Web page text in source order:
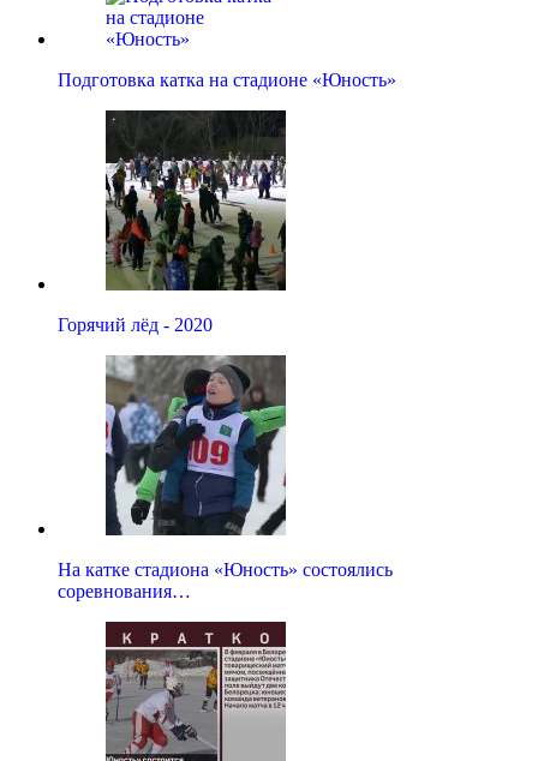
Подготовка катка на стадионе «Юность»
Горячий лёд - 2020
На катке стадиона «Юность» состоялись
соревнования…